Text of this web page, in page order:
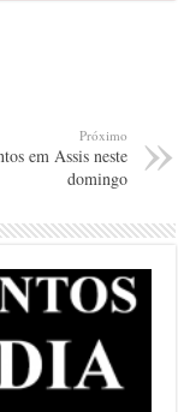
Próximo
em Assis neste
domingo